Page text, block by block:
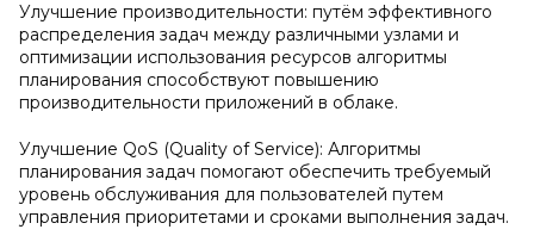
Улучшение производительности: путём эффективного
распределения задач между различными узлами и
оптимизации использования ресурсов алгоритмы
планирования способствуют повышению
производительности приложений в облаке.
Улучшение QoS (Quality of Service): Алгоритмы
планирования задач помогают обеспечить требуемый
уровень обслуживания для пользователей путем
управления приоритетами и сроками выполнения задач.